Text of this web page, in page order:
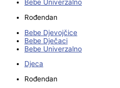
Bebe Univerzalno
Rođendan
Bebe Djevojčice
Bebe Dječaci
Bebe Univerzalno
Djeca
Rođendan